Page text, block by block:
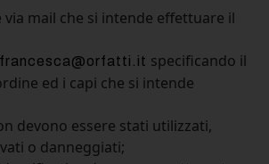
via mail che si intende effettuare il
francesca@orfatti.it specificando il
ed i capi che si intende
devono essere stati utilizzati,
o danneggiati;